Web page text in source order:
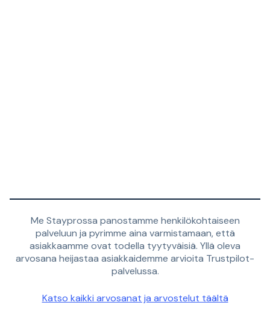
Me Stayprossa panostamme henkilökohtaiseen
palveluun ja pyrimme aina varmistamaan, että
asiakkaamme ovat todella tyytyväisiä. Yllä oleva
arvosana heijastaa asiakkaidemme arvioita Trustpilot-
palvelussa.
Katso kaikki arvosanat ja arvostelut täältä